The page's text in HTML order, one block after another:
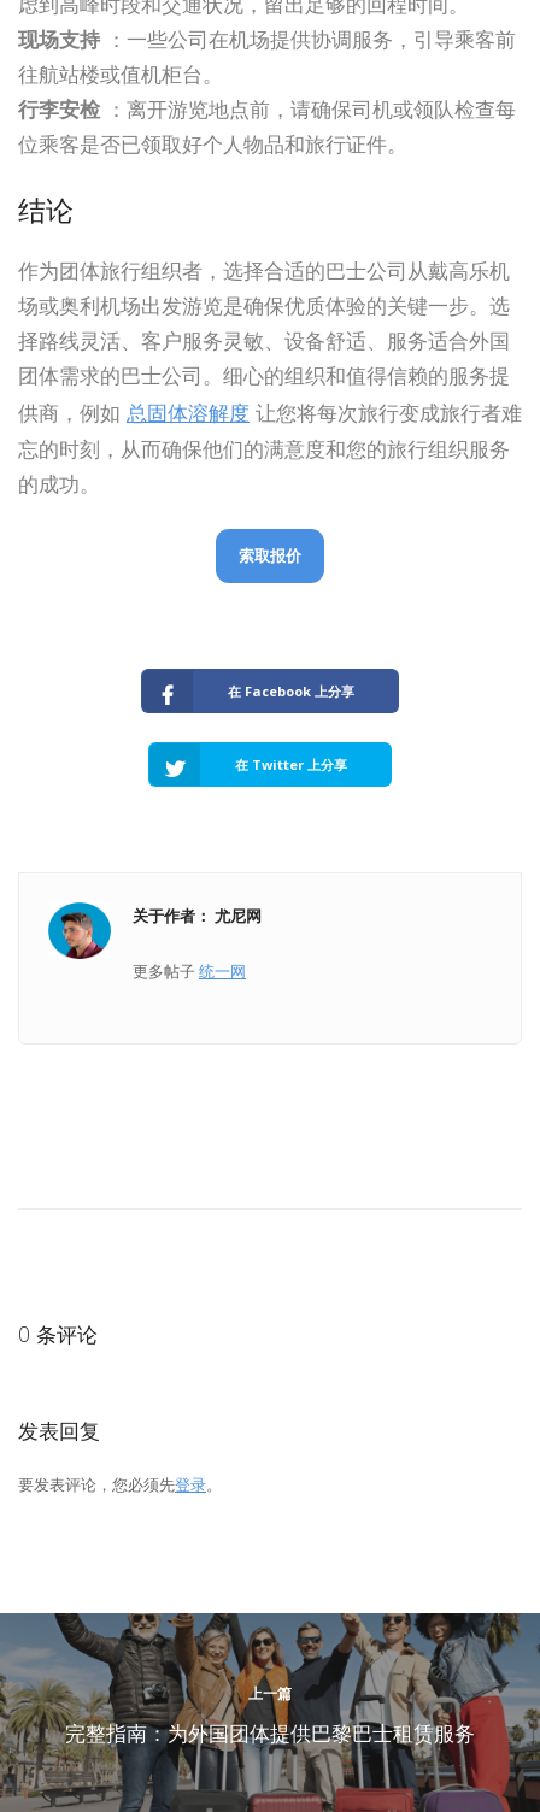
现场支持：一些公司在机场提供协调服务，引导乘客前
往航站楼或值机柜台。
行李安检 ：离开游览地点前，请确保司机或领队检查每
位乘客是否已领取好个人物品和旅行证件。
结论
作为团体旅行组织者，选择合适的巴士公司从戴高乐机
场或奥利机场出发游览是确保优质体验的关键一步。选
择路线灵活、客户服务灵敏、设备舒适、服务适合外国
团体需求的巴士公司。细心的组织和值得信赖的服务提
供商，例如 总固体溶解度 让您将每次旅行变成旅行者难
忘的时刻，从而确保他们的满意度和您的旅行组织服务
的成功。
索取报价
在 Facebook 上分享
在 Twitter 上分享
关于作者： 尤尼网
更多帖子统一网
0 条评论
发表回复
要发表评论，您必须先登录。
上一篇
完整指南：为外国团体提供巴黎巴士租赁服务